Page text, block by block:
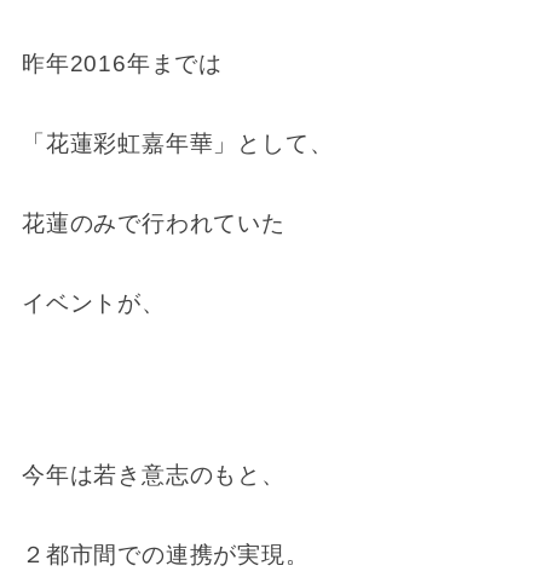
昨年2016年までは
「花蓮彩虹嘉年華」として、
花蓮のみで行われていた
イベントが、
今年は若き意志のもと、
２都市間での連携が実現。